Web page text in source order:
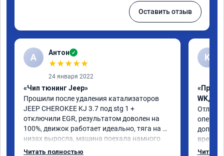
Оставить отзыв
А Антон ✓
★★★★★
24 января 2022
«Чип тюнинг Jeep»
Прошили после удаления катализаторов
JEEP CHEROKEE KJ 3.7 под stg 1 +
отключили EGR, результатом доволен на
100%, движок работает идеально, тяга на
низах выросла, машина поехала намного
интереснее, расход топлива радует. Делал
Читать полностью
K
WK,
Читать